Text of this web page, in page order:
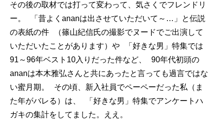
その後の取材では打って変わって、気さくでフレンドリ
ー。 「昔よくananは出させていただいて～…」と伝説
の表紙の件 （篠山紀信氏の撮影でヌードでご出演して
いただいたことがあります）や 「好きな男」特集では
91～96年ベスト10入りだった件など、 90年代初頭の
ananは本木雅弘さんと共にあったと言っても過言ではな
い蜜月期。 その頃、新入社員でペーペーだった私（ま
た年がバレる）は、 「好きな男」特集でアンケートハ
ガキの集計をしてました。ええ。